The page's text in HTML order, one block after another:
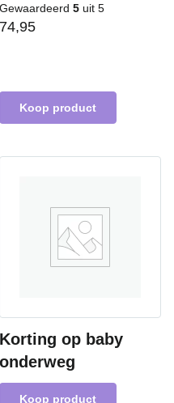
Gewaardeerd 5 uit 5
74,95
Koop product
Korting op baby
onderweg
Koop product